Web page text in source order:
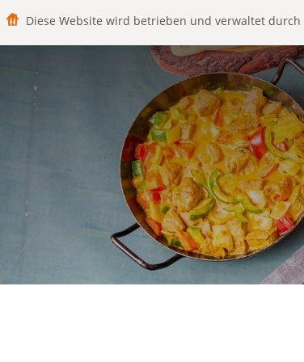
Diese Website wird betrieben und verwaltet durch